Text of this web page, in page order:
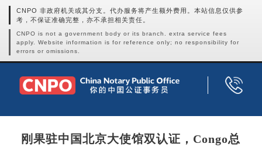
CNPO 非政府机关或其分支。代办服务将产生额外费用。本站信息仅供参
考，不保证准确完整，亦不承担相关责任。
CNPO is not a government body or its branch. extra service fees
apply. Website information is for reference only; no responsibility for
errors or omissions.
刚果驻中国北京大使馆双认证，Congo总